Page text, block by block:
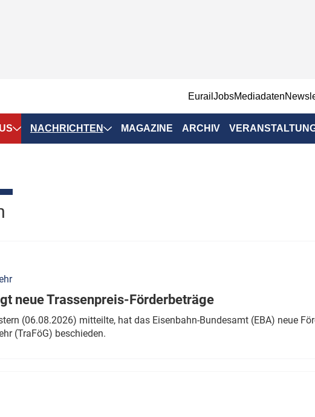
EurailJobsMediadaten
für
NACHRICHTEN
Infrastruktur & Ausrüstung
ÖPNV
MAGAZINE ARCHIV
neue Trassenpreis-Förderbeträge
(06.08.2026) mitteilte, hat das Eisenbahn-Bundesamt (EBA) neue
(TraFöG) beschieden.